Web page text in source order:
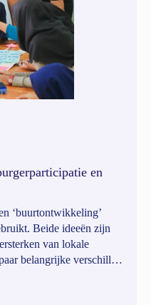
en
‘buurtontwikkeling’
Beide ideeën zijn
van lokale
belangrijke verschillen